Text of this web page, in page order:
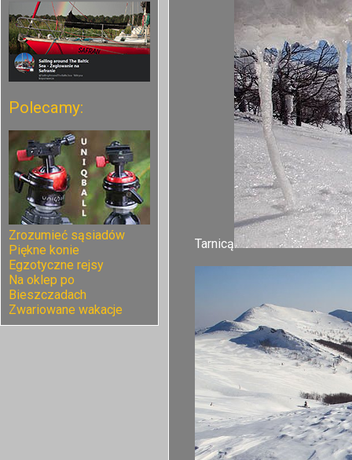
Polecamy:
Zrozumieć sąsiadów
Piękne konie
Egzotyczne rejsy
Na oklep po
Bieszczadach
Zwariowane wakacje
Tarnicą